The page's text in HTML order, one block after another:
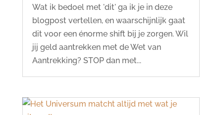
Wat ik bedoel met 'dit' ga ik je in deze
blogpost vertellen, en waarschijnlijk gaat
dit voor een énorme shift bij je zorgen. Wil
jij geld aantrekken met de Wet van
Aantrekking? STOP dan met...